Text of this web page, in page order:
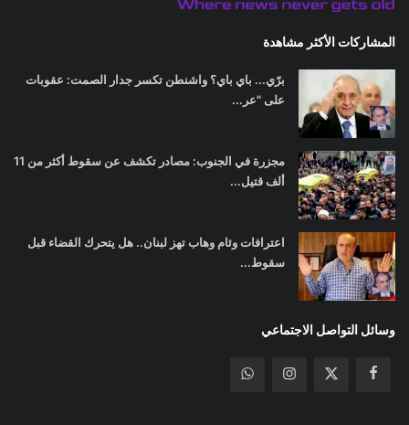
المشاركات الأكثر مشاهدة
برّي... باي باي؟ واشنطن تكسر جدار الصمت: عقوبات
على "عر...
مجزرة في الجنوب: مصادر تكشف عن سقوط أكثر من 11
ألف قتيل...
اعترافات وئام وهاب تهز لبنان.. هل يتحرك القضاء قبل
سقوط...
وسائل التواصل الاجتماعي